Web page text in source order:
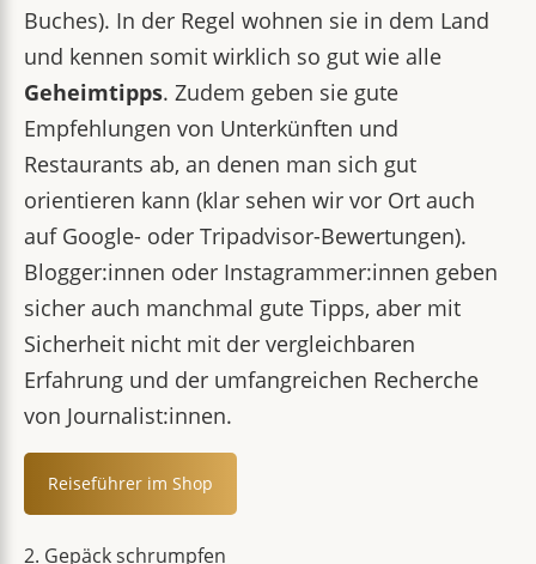
Buches). In der Regel wohnen sie in dem Land
und kennen somit wirklich so gut wie alle
Geheimtipps. Zudem geben sie gute
Empfehlungen von Unterkünften und
Restaurants ab, an denen man sich gut
orientieren kann (klar sehen wir vor Ort auch
auf Google- oder Tripadvisor-Bewertungen).
Blogger:innen oder Instagrammer:innen geben
sicher auch manchmal gute Tipps, aber mit
Sicherheit nicht mit der vergleichbaren
Erfahrung und der umfangreichen Recherche
von Journalist:innen.
Reiseführer im Shop
2. Gepäck schrumpfen